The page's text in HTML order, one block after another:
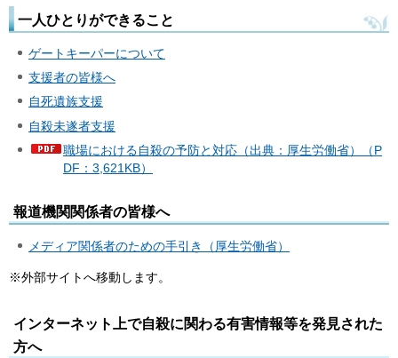
一人ひとりができること
ゲートキーパーについて
支援者の皆様へ
自死遺族支援
自殺未遂者支援
職場における自殺の予防と対応（出典：厚生労働省）（P
DF：3,621KB）
報道機関関係者の皆様へ
メディア関係者のための手引き（厚生労働省）
※外部サイトへ移動します。
インターネット上で自殺に関わる有害情報等を発見された
方へ